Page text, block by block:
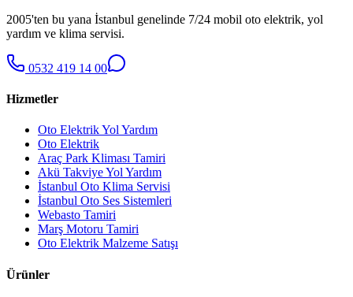
2005'ten bu yana İstanbul genelinde 7/24 mobil oto elektrik, yol
yardım ve klima servisi.
0532 419 14 00
Hizmetler
Oto Elektrik Yol Yardım
Oto Elektrik
Araç Park Kliması Tamiri
Akü Takviye Yol Yardım
İstanbul Oto Klima Servisi
İstanbul Oto Ses Sistemleri
Webasto Tamiri
Marş Motoru Tamiri
Oto Elektrik Malzeme Satışı
Ürünler